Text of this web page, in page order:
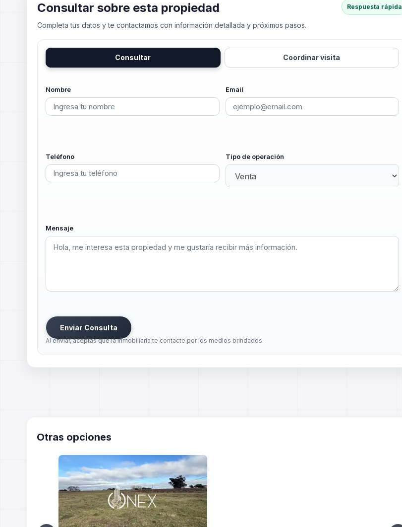
Consultar sobre esta propiedad
Completa tus datos y te contactamos con información detallada y próximos pasos.
Respuesta rápida
Consultar Coordinar visita
Nombre Email
Teléfono Tipo de operación
Mensaje
Enviar Consulta
Al enviar, aceptas que la inmobiliaria te contacte por los medios brindados.
Otras opciones